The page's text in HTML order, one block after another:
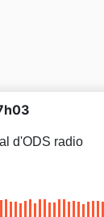
d'ODS radio